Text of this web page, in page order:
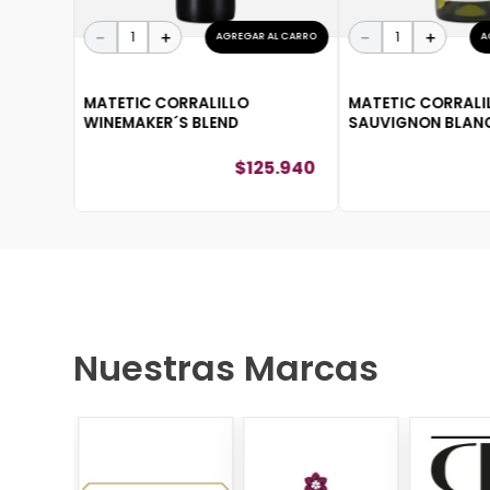
＋
－ AGREGAR AL CARRO
MATETIC CORRALILLO
WINEMAKER´S BLEND
$125.940
＋
－
MATETIC
SAUVIGNON
Nuestras Marcas